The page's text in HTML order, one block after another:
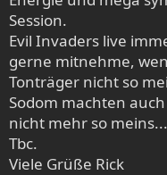
Session.
Evil Invaders live
gerne mitnehme,
Tonträger nicht so
Sodom machten
nicht mehr so meins...
Tbc.
Viele Grüße Rick